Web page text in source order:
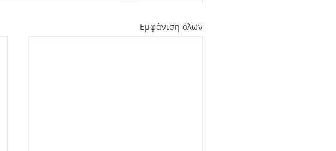
Εμφάνιση όλων